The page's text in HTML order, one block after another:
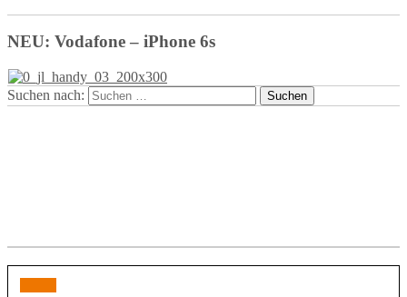
NEU: Vodafone – iPhone 6s
Suchen nach: